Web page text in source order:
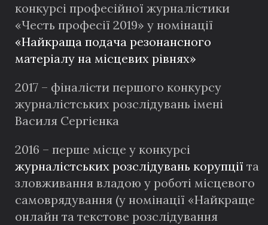
конкурсі професійної журналістики
«Честь професії 2019» у номінації
«Найкраща подача резонансного
матеріалу на місцевих рівнях»
2017 – фіналісти першого конкурсу
журналістських розслідувань імені
Василя Сергієнка
2016 – перше місце у конкурсі
журналістських розслідувань корупції та
зловживання владою у роботі місцевого
самоврядування (у номінації «Найкраще
онлайн та текстове розслідування